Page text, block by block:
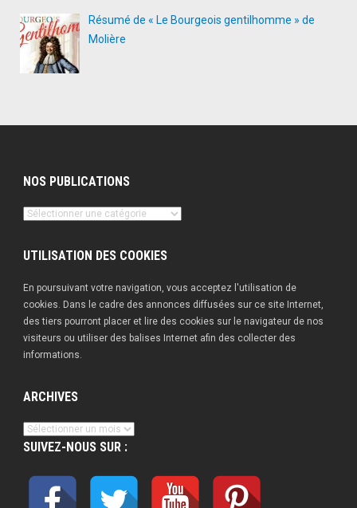
Résumé de « Le Bourgeois gentilhomme » de
Molière
NOS PUBLICATIONS
Nos
UTILISATION DES COOKIES
En poursuivant votre navigation, vous acceptez l'utilisation de
cookies. Dans le cadre des annonces diffusées sur ce site Internet,
des tiers pourront placer et lire des cookies sur le navigateur de nos
visiteurs ou utiliser des balises Internet afin des collecter des
informations.
ARCHIVES
Archives
SUIVEZ-NOUS SUR :